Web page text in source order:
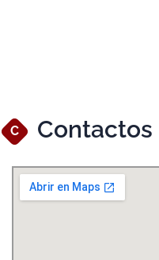
C Contactos